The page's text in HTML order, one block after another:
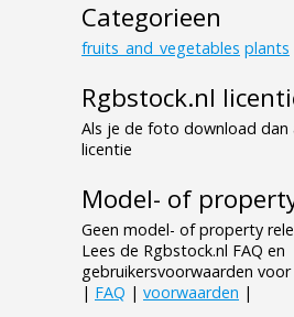
Categorieen
fruits_and_vegetables plants
Rgbstock.nl
Als je de foto download dan
licentie
Model- of
Geen model- of property
Lees de Rgbstock.nl FAQ en
gebruikersvoorwaarden
| FAQ | voorwaarden |